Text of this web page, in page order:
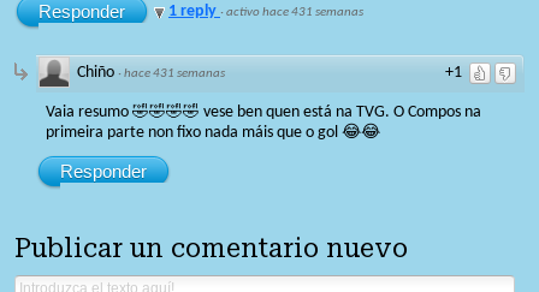
Responder 1 reply ·activo hace 431 semanas
+1
Chiño ·hace 431 semanas
Vaia resumo 🤣🤣🤣🤣 vese ben quen está na TVG. O Compos na
primeira parte non fixo nada máis que o gol 😂😂
Responder
Publicar un comentario nuevo